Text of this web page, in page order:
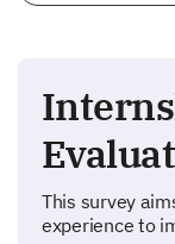
This survey
experience to